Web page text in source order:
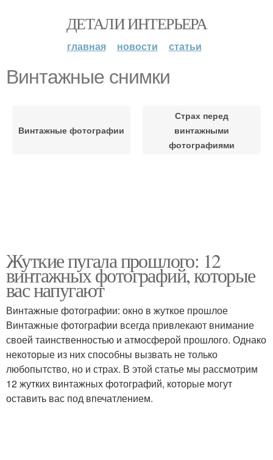
ДЕТАЛИ ИНТЕРЬЕРА
главная новости статьи
Винтажные снимки
Винтажные фотографии
Страх перед
винтажными
фотографиями
Жуткие пугала прошлого: 12
винтажных фотографий, которые
вас напугают
Винтажные фотографии: окно в жуткое прошлое
Винтажные фотографии всегда привлекают внимание
своей таинственностью и атмосферой прошлого. Однако
некоторые из них способны вызвать не только
любопытство, но и страх. В этой статье мы рассмотрим
12 жутких винтажных фотографий, которые могут
оставить вас под впечатлением.